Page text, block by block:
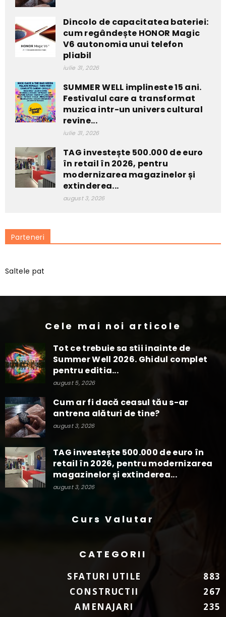
Dincolo de capacitatea bateriei:
cum regândește HONOR Magic
V6 autonomia unui telefon
pliabil
iulie 31, 2026
SUMMER WELL implineste 15 ani.
Festivalul care a transformat
muzica intr-un univers cultural
revine...
iulie 31, 2026
TAG investește 500.000 de euro
în retail în 2026, pentru
modernizarea magazinelor și
extinderea...
august 3, 2026
Parteneri
Saltele pat
Cele mai noi articole
Tot ce trebuie sa stii inainte de
Summer Well 2026. Ghidul complet
pentru editia...
august 5, 2026
Cum ar fi dacă ceasul tău s-ar
antrena alături de tine?
august 3, 2026
TAG investește 500.000 de euro în
retail în 2026, pentru modernizarea
magazinelor și extinderea...
august 3, 2026
Curs Valutar
CATEGORII
SFATURI UTILE
883
CONSTRUCTII
267
AMENAJARI
235